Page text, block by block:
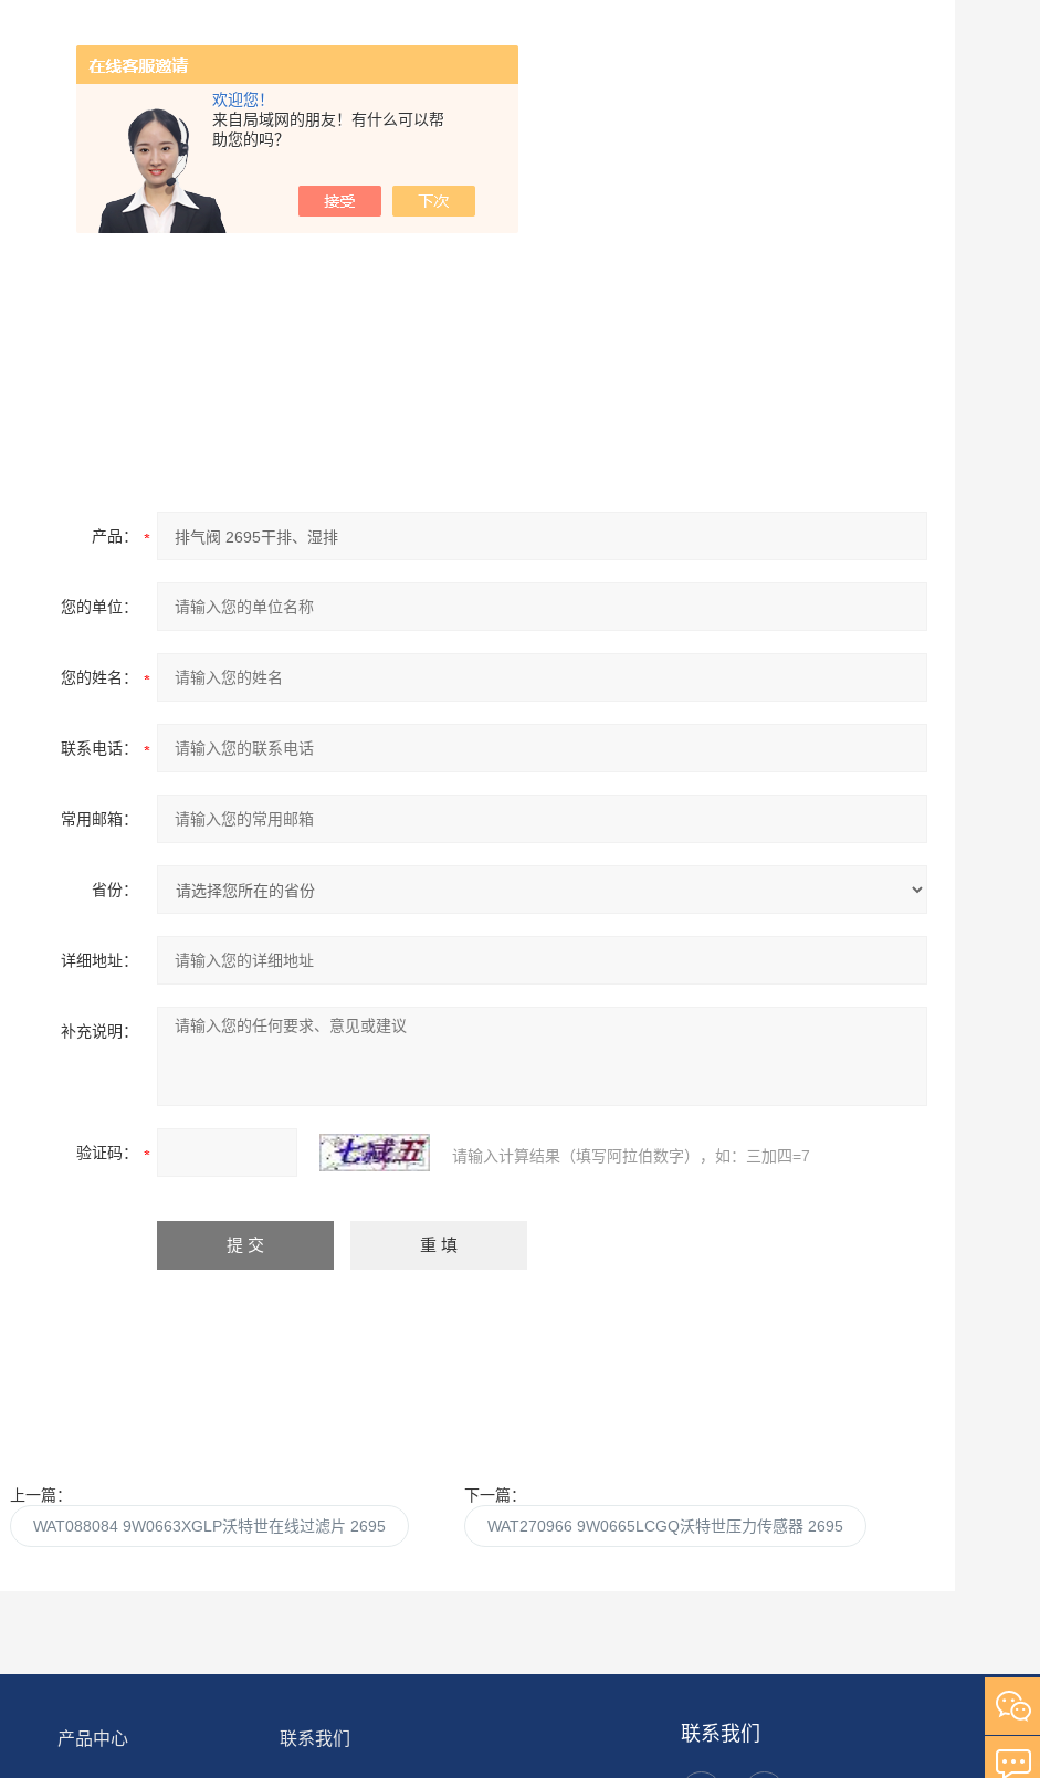
欢迎您！
来自局域网的朋友！有什么可以帮
助您的吗？
产品：
您的单位：
您的姓名：
联系电话：
常用邮箱：
省份：
详细地址：
补充说明：
验证码： 请输入计算结果（填写阿拉伯数字），如：三加四=7
上一篇：
WAT088084 9W0663XGLP沃特世在线过滤片 2695
下一篇：
WAT270966 9W0665LCGQ沃特世压力传感器 2695
产品中心 联系我们 联系我们